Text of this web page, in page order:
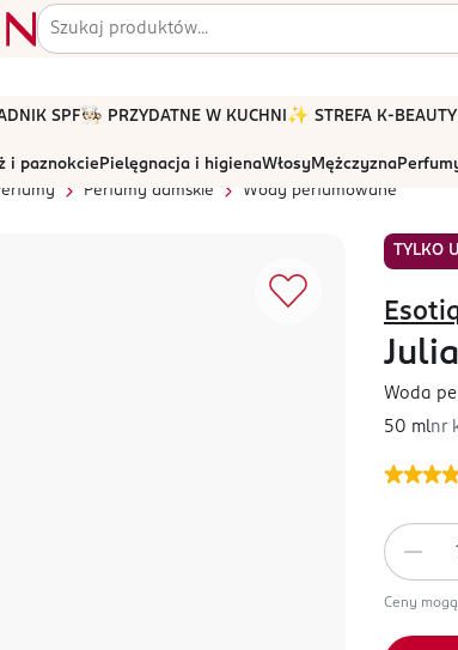
SPF🧑🏻‍🍳 PRZYDATNE W KUCHNI ✨ STREFA K-BEAUTY
i paznokcie Pielęgnacja i higienaWłosyMężczyzna
Perfumy damskie Wody perfumowane
TYLKO
Woda
50 mlnr
Ceny